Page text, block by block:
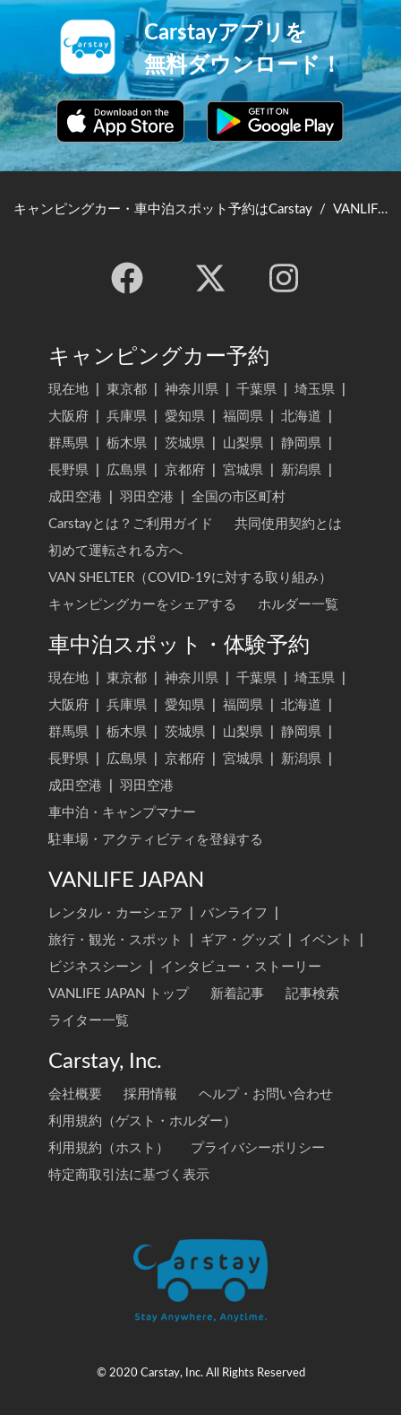
Carstayアプリを
無料ダウンロード！
キャンピングカー・車中泊スポット予約はCarstay / VANLIFE JAPAN TOP
キャンピングカー予約
現在地 東京都 神奈川県 千葉県 埼玉県
大阪府
兵庫県 愛知県 福岡県 北海道
群馬県
栃木県 茨城県 山梨県 静岡県
長野県
広島県 京都府 宮城県 新潟県
成田空港
羽田空港
全国の市区町村
Carstayとは？ご利用ガイド
共同使用契約とは
初めて運転される方へ
VAN SHELTER（COVID-19に対する取り組み）
キャンピングカーをシェアする
ホルダー一覧
車中泊スポット・体験予約
現在地 東京都 神奈川県 千葉県 埼玉県
大阪府
兵庫県 愛知県 福岡県 北海道
群馬県
栃木県 茨城県 山梨県 静岡県
長野県
広島県 京都府 宮城県 新潟県
成田空港
羽田空港
車中泊・キャンプマナー
駐車場・アクティビティを登録する
VANLIFE JAPAN
レンタル・カーシェア バンライフ
旅行・観光・スポット
ギア・グッズ イベント
ビジネスシーン
インタビュー・ストーリー
VANLIFE JAPAN トップ
新着記事
記事検索
ライター一覧
Carstay, Inc.
会社概要 採用情報
ヘルプ・お問い合わせ
利用規約（ゲスト・ホルダー）
利用規約（ホスト）
プライバシーポリシー
特定商取引法に基づく表示
© 2020 Carstay, Inc. All Rights Reserved